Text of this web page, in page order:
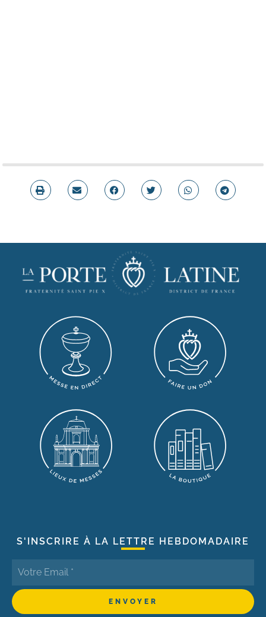
S'INSCRIRE À LA LETTRE HEBDOMADAIRE